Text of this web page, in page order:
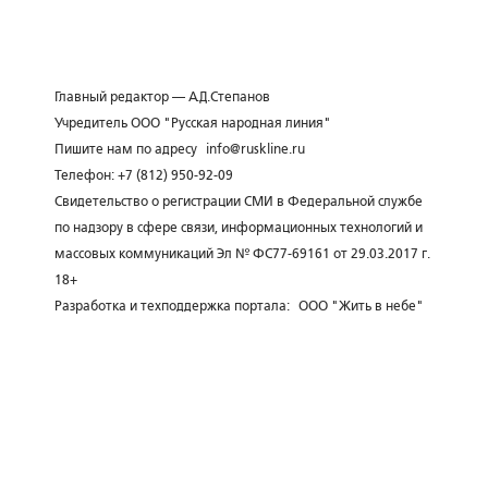
Главный редактор — А.Д.Степанов
Учредитель ООО "Русская народная линия"
Пишите нам по адресу
info@ruskline.ru
Телефон: +7 (812) 950-92-09
Свидетельство о регистрации СМИ в Федеральной службе
по надзору в сфере связи, информационных технологий и
массовых коммуникаций Эл № ФС77-69161 от 29.03.2017 г.
18+
Разработка и техподдержка портала: ООО "Жить в небе"